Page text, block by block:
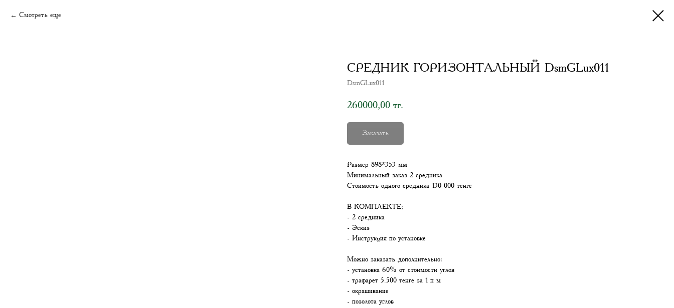
Смотреть еще
СРЕДНИК ГОРИЗОНТАЛЬНЫЙ DsmGLux011
DsmGLux011
260000,00 тг.
Заказать
Размер 898*353 мм
Минимальный заказ 2 средника
Стоимость одного средника 130 000 тенге
В КОМПЛЕКТЕ;
- 2 средника
- Эскиз
- Инструкция по установке
Можно заказать дополнительно:
- установка 60% от стоимости углов
- трафарет 5.500 тенге за 1 п м
- окрашивание
- позолота углов